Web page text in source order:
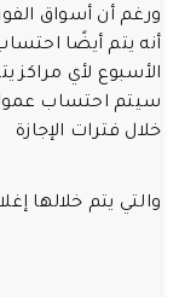
ورغم أن أسواق
أنه يتم أيضًا
الأسبوع لأي مراكز
سيتم احتساب عمولة
خلال فترات الإجازة
والتي يتم خلالها